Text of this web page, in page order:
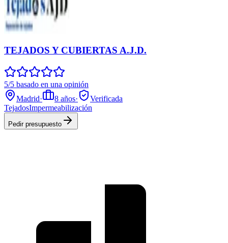
TEJADOS Y CUBIERTAS A.J.D.
5/5 basado en una opinión
Madrid· 8 años·
Verificada
TejadosImpermeabilización
Pedir presupuesto